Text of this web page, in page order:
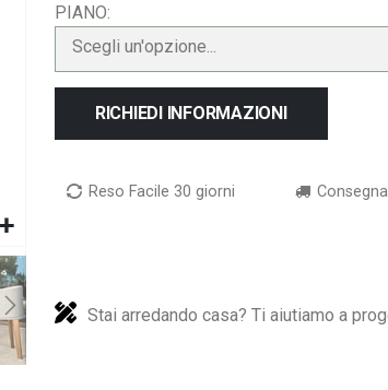
PIANO
Scegli un'opzione...
RICHIEDI INFORMAZIONI
Reso Facile 30 giorni
Stai arredando casa? Ti aiutiamo a